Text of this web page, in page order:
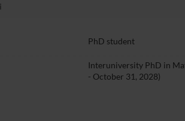
PhD student
Interuniversity PhD in
- October 31, 2028)